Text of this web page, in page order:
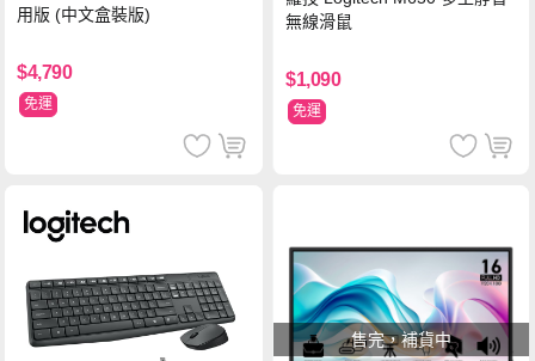
用版 (中文盒裝版)
$4,790
免運
無線滑鼠
$1,090
免運
售完，補貨中